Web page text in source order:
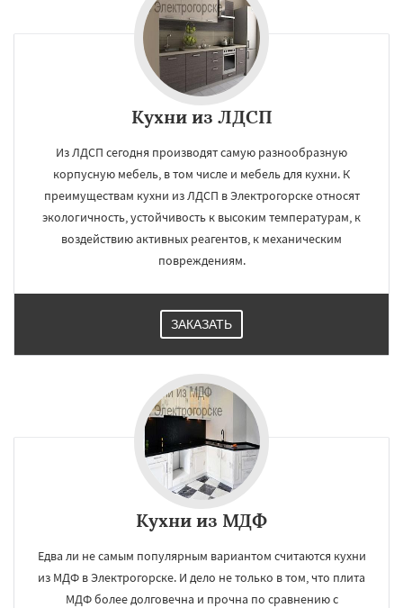
Кухни из ЛДСП
Из ЛДСП сегодня производят самую разнообразную
корпусную мебель, в том числе и мебель для кухни. К
преимуществам кухни из ЛДСП в Электрогорске относят
экологичность, устойчивость к высоким температурам, к
воздействию активных реагентов, к механическим
повреждениям.
ЗАКАЗАТЬ
Кухни из МДФ
Едва ли не самым популярным вариантом считаются кухни
из МДФ в Электрогорске. И дело не только в том, что плита
МДФ более долговечна и прочна по сравнению с